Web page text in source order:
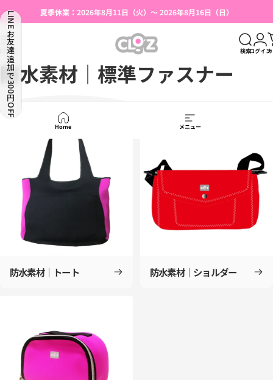
夏季休業：2026年8月11日（火）～ 2026年8月16日（日）
【本店限定】会員登録で500円OFFクーポン
湯たんぽ使用上のご注意（はじめての方へ）
スライドショーを一時停止
ュー CLO'Z｜クロッツ公式 検索ログイン
Home メニュー
LINEお友達追加で300円OFF
防水素材｜標準ファスナー
防水素材｜トート 防水素材｜ショルダー